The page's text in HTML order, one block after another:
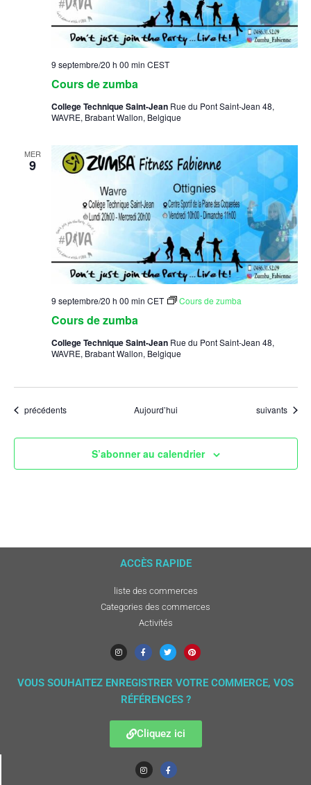
Cours de zumba
9 septembre/20 h 00 min CEST
College Technique Saint-Jean Rue du Pont Saint-Jean 48,
WAVRE, Brabant Wallon, Belgique
MER
9
Cours de zumba
9 septembre/20 h 00 min CET Cours de zumba
College Technique Saint-Jean Rue du Pont Saint-Jean 48,
WAVRE, Brabant Wallon, Belgique
Évènements
précédents Aujourd’hui Évènements
suivants
S’abonner au calendrier
ACCÈS RAPIDE
liste des commerces
Categories des commerces
Activités
VOUS SOUHAITEZ ENREGISTRER VOTRE COMMERCE, VOS
RÉFÉRENCES ?
Cliquez ici